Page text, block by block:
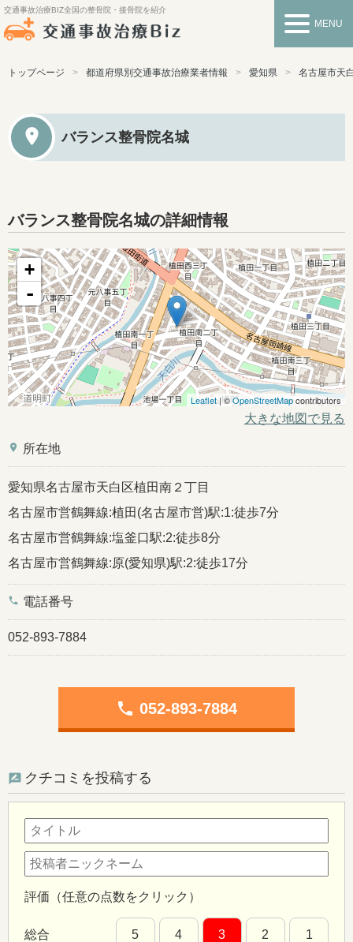
交通事故治療BIZ全国の整骨院・接骨院を紹介
MENU
トップページ 都道府県別交通事故治療業者情報 愛知県 名古屋市天
バランス整骨院名城
バランス整骨院名城の詳細情報
+
-
Leaflet | ©OpenStreetMapcontributors
大きな地図で見る
place 所在地
愛知県名古屋市天白区植田南２丁目
名古屋市営鶴舞線:植田(名古屋市営)駅:1:徒歩7分
名古屋市営鶴舞線:塩釜口駅:2:徒歩8分
名古屋市営鶴舞線:原(愛知県)駅:2:徒歩17分
phone 電話番号
052-893-7884
phone 052-893-7884
クチコミを投稿する
評価（任意の点数をクリック）
総合 5 4 3 2 1